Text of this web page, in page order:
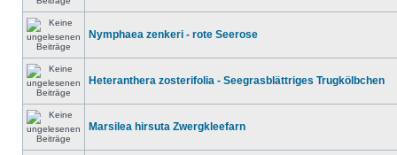
Nymphaea zenkeri - rote Seerose
Heteranthera zosterifolia - Seegrasblättriges Trugkölbchen
Marsilea hirsuta Zwergkleefarn